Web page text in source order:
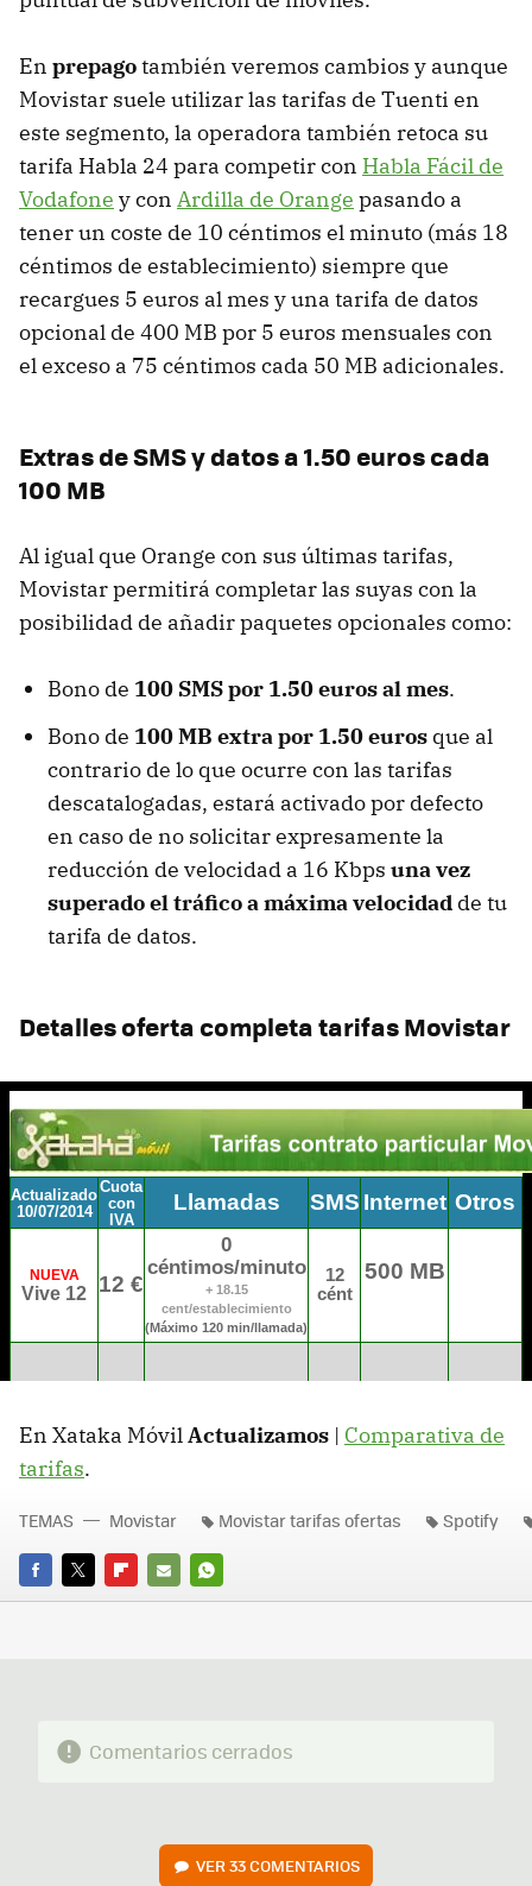
En prepagotambién veremos cambios y aunque
Movistar suele utilizar las tarifas de Tuenti en
este segmento, la operadora también retoca su
tarifa Habla 24 para competir con Habla Fácil de
Vodafone y con Ardilla de Orange pasando a
tener un coste de 10 céntimos el minuto (más 18
céntimos de establecimiento) siempre que
recargues 5 euros al mes y una tarifa de datos
opcional de 400 MB por 5 euros mensuales con
el exceso a 75 céntimos cada 50 MB adicionales.
Extras de SMS y datos a 1.50 euros cada
100 MB
Al igual que Orange con sus últimas tarifas,
Movistar permitirá completar las suyas con la
posibilidad de añadir paquetes opcionales como:
Bono de 100 SMS por 1.50 euros al mes.
Bono de 100 MB extra por 1.50 euros que al
contrario de lo que ocurre con las tarifas
descatalogadas, estará activado por defecto
en caso de no solicitar expresamente la
reducción de velocidad a 16 Kbps una vez
superado el tráfico a máxima velocidad de tu
tarifa de datos.
Detalles oferta completa tarifas Movistar
En Xataka MóvilActualizamos | Comparativa de
tarifas.
FACEBOOK
TWITTERFLIPBOARD
E-
WHATSAPP
TEMAS Movistar Movistar tarifas ofertas Spotify
Comentarios cerrados
VER33 COMENTARIOS